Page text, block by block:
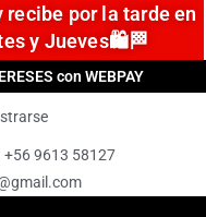
por la tarde en
y Jueves🛍️🏁
con WEBPAY
+56 9613 58127